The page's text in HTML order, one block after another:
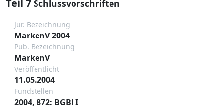
Teil 7 Schlussvorschriften
Jur. Bezeichnung
MarkenV 2004
Pub. Bezeichnung
MarkenV
Veröffentlicht
11.05.2004
Fundstellen
2004, 872: BGBl I